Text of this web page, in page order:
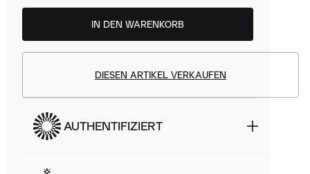
IN DEN WARENKORB
DIESEN ARTIKEL VERKAUFEN
AUTHENTIFIZIERT